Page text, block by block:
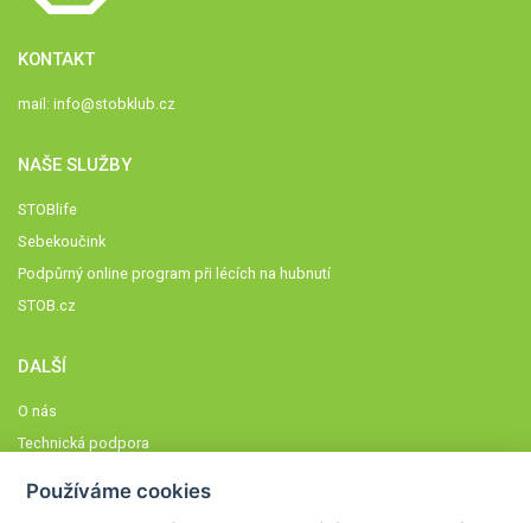
KONTAKT
mail: info@stobklub.cz
NAŠE SLUŽBY
STOBlife
Sebekoučink
Podpůrný online program při lécích na hubnutí
STOB.cz
DALŠÍ
O nás
Technická podpora
Používáme cookies